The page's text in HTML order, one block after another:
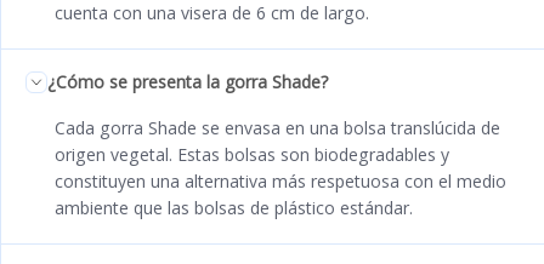
cuenta con una visera de 6 cm de largo.
¿Cómo se presenta la gorra Shade?
Cada gorra Shade se envasa en una bolsa translúcida de
origen vegetal. Estas bolsas son biodegradables y
constituyen una alternativa más respetuosa con el medio
ambiente que las bolsas de plástico estándar.